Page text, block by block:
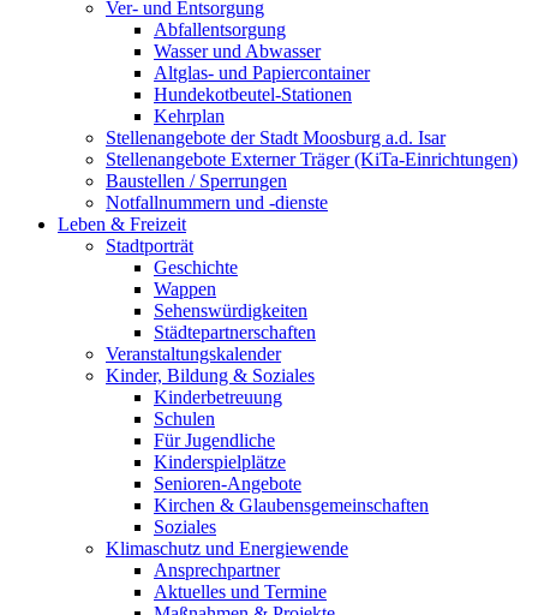
Ver- und Entsorgung
Abfallentsorgung
Wasser und Abwasser
Altglas- und Papiercontainer
Hundekotbeutel-Stationen
Kehrplan
Stellenangebote der Stadt Moosburg a.d. Isar
Stellenangebote Externer Träger (KiTa-Einrichtungen)
Baustellen / Sperrungen
Notfallnummern und -dienste
Leben & Freizeit
Stadtporträt
Geschichte
Wappen
Sehenswürdigkeiten
Städtepartnerschaften
Veranstaltungskalender
Kinder, Bildung & Soziales
Kinderbetreuung
Schulen
Für Jugendliche
Kinderspielplätze
Senioren-Angebote
Kirchen & Glaubensgemeinschaften
Soziales
Klimaschutz und Energiewende
Ansprechpartner
Aktuelles und Termine